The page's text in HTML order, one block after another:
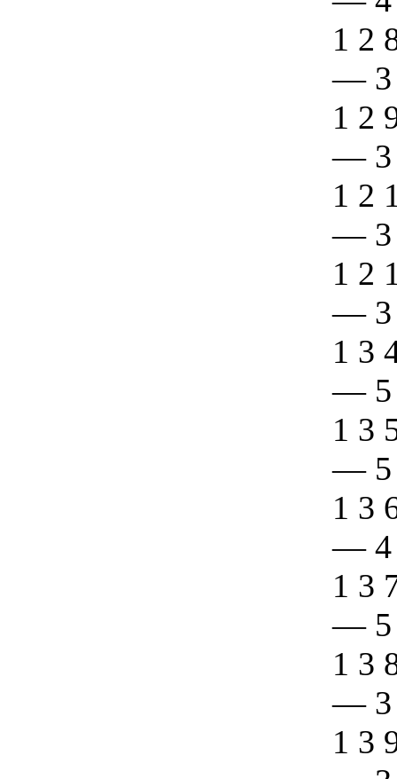
1 2
— 3
1 2
— 3
1 2
— 3
1 2
— 3
1 3
— 5
1 3
— 5
1 3
— 4
1 3
— 5
1 3
— 3
1 3